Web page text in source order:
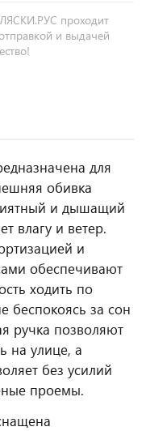
проходит
и выдачей
для
обивка
и дышащий
влагу и ветер.
и
обеспечивают
ходить по
за сон
ручка позволяют
на улице, а
без усилий
проемы.